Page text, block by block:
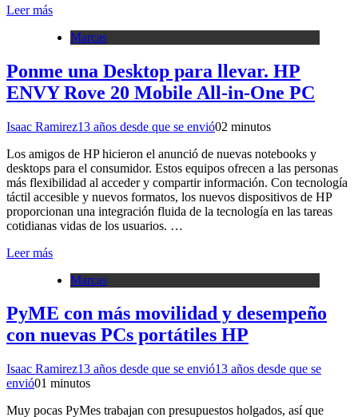
Leer más
Marcas
Ponme una Desktop para llevar. HP
ENVY Rove 20 Mobile All-in-One PC
Isaac Ramirez13 años desde que se envió02 minutos
Los amigos de HP hicieron el anunció de nuevas notebooks y
desktops para el consumidor. Estos equipos ofrecen a las personas
más flexibilidad al acceder y compartir información. Con tecnología
táctil accesible y nuevos formatos, los nuevos dispositivos de HP
proporcionan una integración fluida de la tecnología en las tareas
cotidianas vidas de los usuarios. …
Leer más
Marcas
PyME con más movilidad y desempeño
con nuevas PCs portátiles HP
Isaac Ramirez13 años desde que se envió13 años desde que se
envió01 minutos
Muy pocas PyMes trabajan con presupuestos holgados, así que